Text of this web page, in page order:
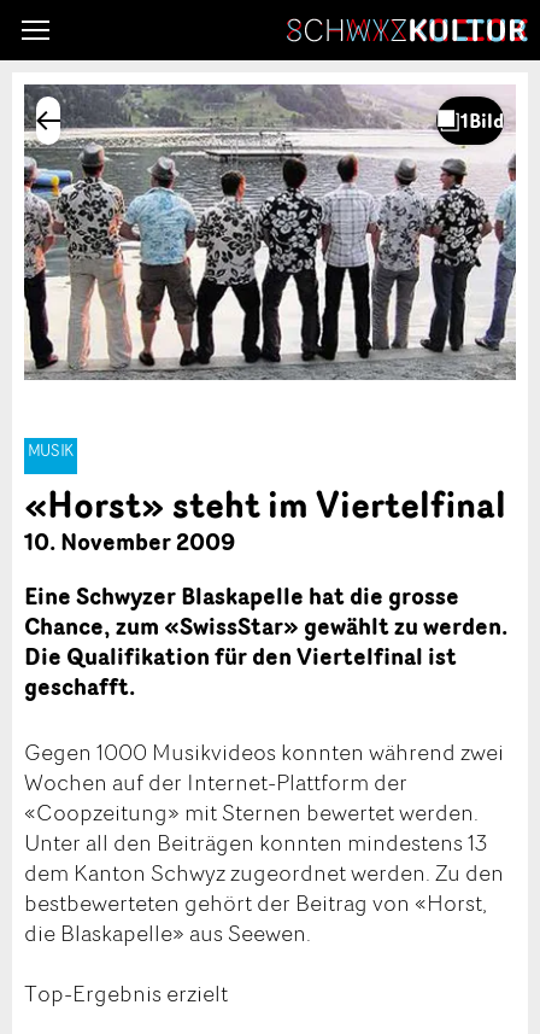
MUSIK
«Horst» steht im Viertelfinal
10. November 2009
Eine Schwyzer Blaskapelle hat die grosse
Chance, zum «SwissStar» gewählt zu werden.
Die Qualifikation für den Viertelfinal ist
geschafft.
Gegen 1000 Musikvideos konnten während zwei
Wochen auf der Internet-Plattform der
«Coopzeitung» mit Sternen bewertet werden.
Unter all den Beiträgen konnten mindestens 13
dem Kanton Schwyz zugeordnet werden. Zu den
bestbewerteten gehört der Beitrag von «Horst,
die Blaskapelle» aus Seewen.
Top-Ergebnis erzielt